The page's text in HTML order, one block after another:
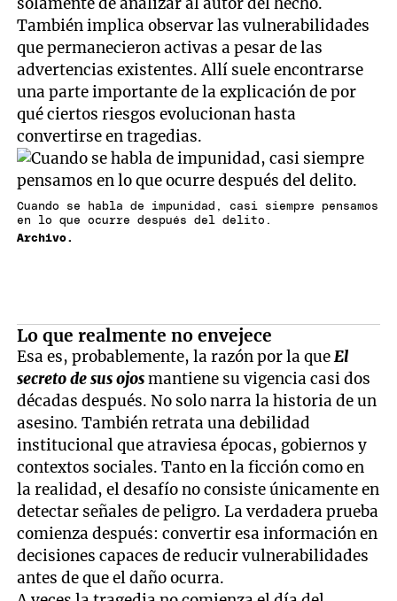
También implica observar las vulnerabilidades
que permanecieron activas a pesar de las
advertencias existentes. Allí suele encontrarse
una parte importante de la explicación de por
qué ciertos riesgos evolucionan hasta
convertirse en tragedias.
Cuando se habla de impunidad, casi siempre pensamos
en lo que ocurre después del delito.
Archivo.
Lo que realmente no envejece
Esa es, probablemente, la razón por la queEl
secreto de sus ojosmantiene su vigencia casi dos
décadas después. No solo narra la historia de un
asesino. También retrata una debilidad
institucional que atraviesa épocas, gobiernos y
contextos sociales. Tanto en la ficción como en
la realidad, el desafío no consiste únicamente en
detectar señales de peligro. La verdadera prueba
comienza después: convertir esa información en
decisiones capaces de reducir vulnerabilidades
antes de que el daño ocurra.